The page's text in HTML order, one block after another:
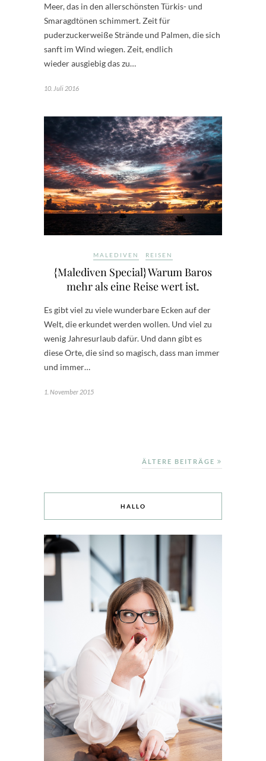
Meer, das in den allerschönsten Türkis- und
Smaragdtönen schimmert. Zeit für
puderzuckerweiße Strände und Palmen, die sich
sanft im Wind wiegen. Zeit, endlich
wieder ausgiebig das zu…
10. Juli 2016
MALEDIVEN REISEN
{Malediven Special} Warum Baros
mehr als eine Reise wert ist.
Es gibt viel zu viele wunderbare Ecken auf der
Welt, die erkundet werden wollen. Und viel zu
wenig Jahresurlaub dafür. Und dann gibt es
diese Orte, die sind so magisch, dass man immer
und immer…
1. November 2015
ÄLTERE BEITRÄGE
HALLO